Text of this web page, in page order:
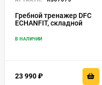
Гребной тренажер DFC
ECHANFIT, складной
В НАЛИЧИИ
23 990